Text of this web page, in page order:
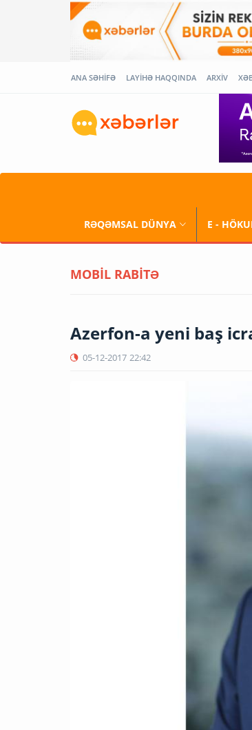
ANA SƏHİFƏ LAYİHƏ HAQQINDA ARXİV
RƏQƏMSAL DÜNYA E -
MOBİL RABİTƏ
Azerfon-a​ yeni baş
05-12-2017 22:42